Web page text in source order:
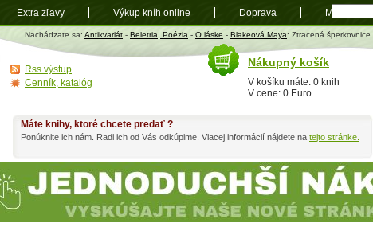
Antikvariát
shop.sk
Nachádzate sa: Antikvariát - Beletria, Poézia - O láske - Blakeová Maya: Ztracená šperkovnice
Máte knihy, ktoré chcete predať ?
Ponúknite ich nám. Radi ich od Vás odkúpime. Viacej informácií nájdete na tejto stránke.
Nákupný košík
V košíku máte: 0 knih
V cene: 0 Euro
Rss výstup
Cenník, katalóg
Extra zľavy Výkup kníh online Doprava Mapa